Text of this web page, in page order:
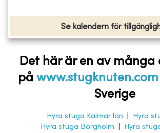
Se kalendern för
Det här är en av många
på www.stugknuten.com
Sverige
Hyra stuga Kalmar län Hyra
Hyra stuga Borgholm
Hyra